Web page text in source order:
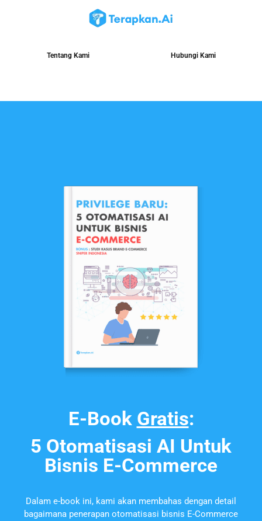
Tentang Kami Hubungi Kami
E-Book Gratis:
5 Otomatisasi AI Untuk
Bisnis E-Commerce
Dalam e-book ini, kami akan membahas dengan detail
bagaimana penerapan otomatisasi bisnis E-Commerce